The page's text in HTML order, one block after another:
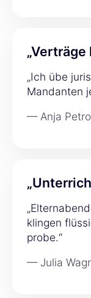
„Ich übe
Mandanten
— Anja
klingen
probe.“
— Julia